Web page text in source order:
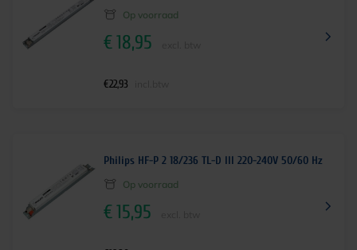
Op voorraad
€18,95
€22,93
Philips HF-P 2 18/236 TL-D III 220-240V 50/60 Hz
Op voorraad
€15,95